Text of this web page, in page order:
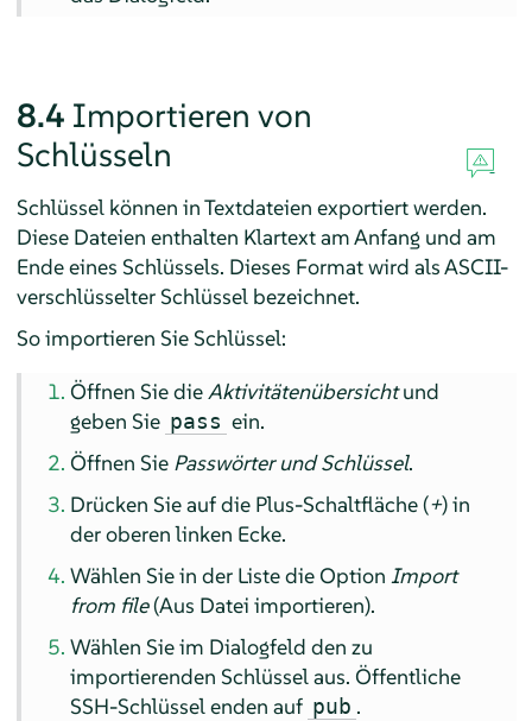
8.4 Importieren von
Schlüsseln
Schlüssel können in Textdateien exportiert werden.
Diese Dateien enthalten Klartext am Anfang und am
Ende eines Schlüssels. Dieses Format wird als ASCII-
verschlüsselter Schlüssel bezeichnet.
So importieren Sie Schlüssel:
Öffnen Sie die Aktivitätenübersichtund
geben Sie pass ein.
Öffnen Sie Passwörter und Schlüssel.
Drücken Sie auf die Plus-Schaltfläche (+) in
der oberen linken Ecke.
Wählen Sie in der Liste die Option Import
from file(Aus Datei importieren).
Wählen Sie im Dialogfeld den zu
importierenden Schlüssel aus. Öffentliche
SSH-Schlüssel enden auf pub .